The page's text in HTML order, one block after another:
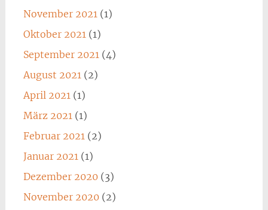
November 2021 (1)
Oktober 2021 (1)
September 2021 (4)
August 2021 (2)
April 2021 (1)
März 2021 (1)
Februar 2021 (2)
Januar 2021 (1)
Dezember 2020 (3)
November 2020 (2)